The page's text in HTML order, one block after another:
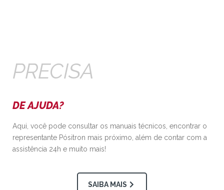
PRECISA
DE AJUDA?
Aqui, você pode consultar os manuais técnicos, encontrar o
representante Pósitron mais próximo, além de contar com a
assistência 24h e muito mais!
SAIBA MAIS